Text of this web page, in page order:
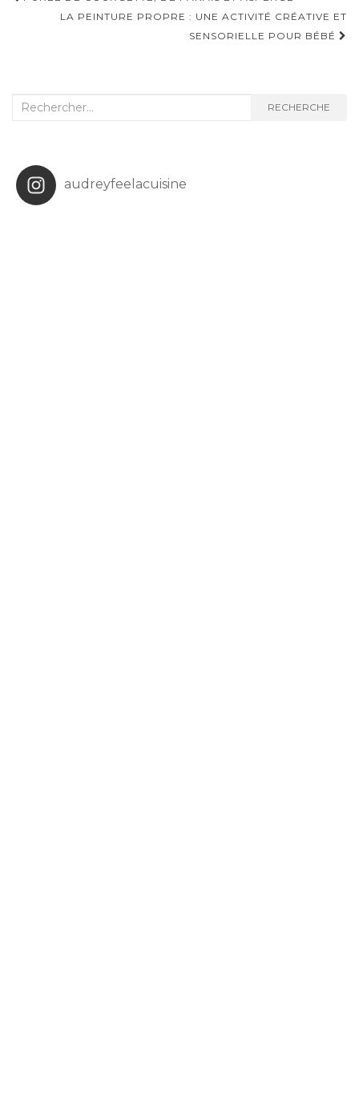
d'articleLA PEINTURE PROPRE : UNE ACTIVITÉ CRÉATIVE ET
SENSORIELLE POUR BÉBÉ
Recherche
RECHERCHE
audreyfeelacuisine